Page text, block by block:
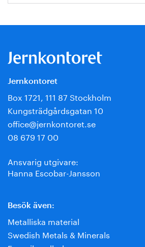
Jernkontoret
Box 1721, 111 87 Stockholm
Kungsträdgårdsgatan 10
office@jernkontoret.se
08 679 17 00
Ansvarig utgivare:
Hanna Escobar-Jansson
Besök även:
Metalliska material
Swedish Metals & Minerals